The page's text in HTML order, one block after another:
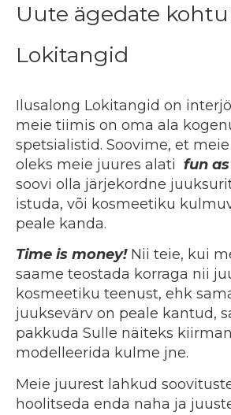
Uute ägedate
Lokitangid
Ilusalong Lokitangid on
meie tiimis on oma ala
spetsialistid. Soovime, et
oleks meie juures alati fun
soovi olla järjekordne
istuda, või kosmeetiku
peale kanda.
Time is money! Nii teie, kui
saame teostada korraga nii
kosmeetiku teenust, ehk
juuksevärv on peale kantud,
pakkuda Sulle näiteks
modelleerida kulme jne.
Meie juurest lahkud
hoolitseda enda naha ja